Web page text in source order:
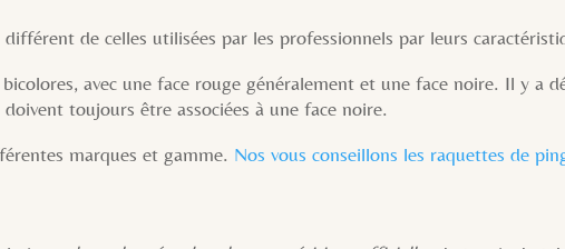
de celles utilisées par les professionnels par leurs
avec une face rouge généralement et une face noire. Il y a
toujours être associées à une face noire.
marques et gamme. Nos vous conseillons les raquettes de